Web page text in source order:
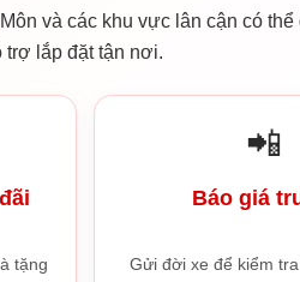
và các khu vực lân cận có
trợ lắp đặt tận nơi.
tặng
📲
Báo giá
Gửi đời xe để kiểm